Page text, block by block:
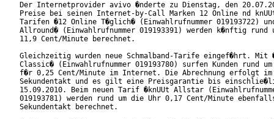
Der Internetprovider avivo �nderte zu Dienstag, den
Preise bei seinen Internet-by-Call Marken 12 Online nd
Tarifen �12 Online T�glich� (Einwahlrufnummer 019193722)
Allround� (Einwahlrufnummer 019193391) werden k�nftig rund
11,9 Cent/Minute berechnet.
Gleichzeitig wurden neue Schmalband-Tarife eingef�hrt. Mit
Classic� (Einwahlrufnummer 019193780) surfen Kunden rund
f�r 0,25 Cent/Minute im Internet. Die Abrechnung erfolgt im
Sekundentakt und es gilt eine Preisgarantie bis
15.09.2010. Beim neuen Tarif �knUUt Allstar
019193781) werden rund um die Uhr 0,17 Cent/Minute
Sekundentakt berechnet.